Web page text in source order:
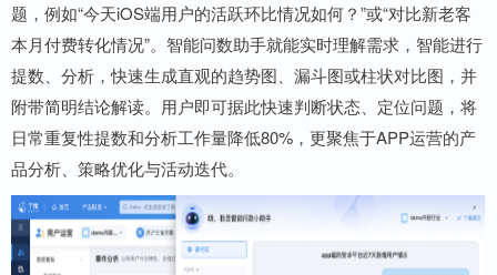
题，例如“今天iOS端用户的活跃环比情况如何？”或“对比新老客
本月付费转化情况”。智能问数助手就能实时理解需求，智能进行
提数、分析，快速生成直观的趋势图、漏斗图或柱状对比图，并
附带简明结论解读。用户即可据此快速判断状态、定位问题，将
日常重复性提数和分析工作量降低80%，更聚焦于APP运营的产
品分析、策略优化与活动迭代。